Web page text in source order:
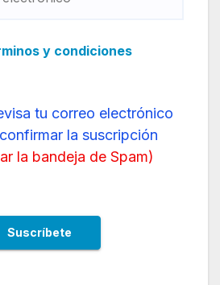
y condiciones
tu correo electrónico
la suscripción
la bandeja de Spam)